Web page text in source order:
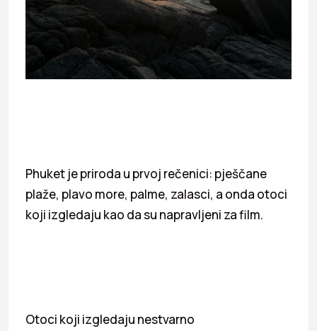
Phuket je priroda u prvoj rečenici: pješčane
plaže, plavo more, palme, zalasci, a onda otoci
koji izgledaju kao da su napravljeni za film.
Otoci koji izgledaju nestvarno